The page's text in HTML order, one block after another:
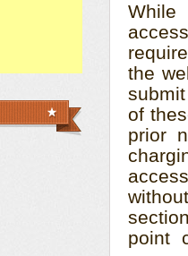
the
of
prior
point